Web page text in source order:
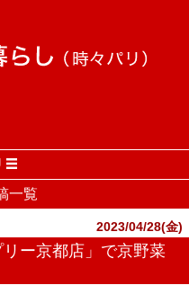
一覧
2023/04/28(金)
ー京都店」で京野菜